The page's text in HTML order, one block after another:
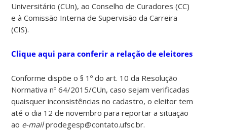
Universitário (CUn), ao Conselho de Curadores (CC)
e à Comissão Interna de Supervisão da Carreira
(CIS).
Clique aqui para conferir a relação de eleitores
Conforme dispõe o § 1º do art. 10 da Resolução
Normativa nº 64/2015/CUn, caso sejam verificadas
quaisquer inconsistências no cadastro, o eleitor tem
até o dia 12 de novembro para reportar a situação
ao e-mailprodegesp@contato.ufsc.br.